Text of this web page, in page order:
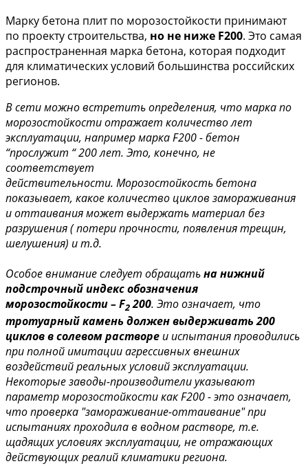
Марку бетона плит по морозостойкости принимают
по проекту строительства, но не ниже F200. Это самая
распространенная марка бетона, которая подходит
для климатических условий большинства российских
регионов.
В сети можно встретить определения, что марка по
морозостойкости отражает количество лет
эксплуатации, например марка F200 - бетон
“прослужит “ 200 лет. Это, конечно, не
соответствует
действительности. Морозостойкость бетона
показывает, какое количество циклов замораживания
и оттаивания может выдержать материал без
разрушения ( потери прочности, появления трещин,
шелушения) и т.д.
Особое внимание следует обращатьна нижний
подстрочный индекс обозначения
морозостойкости – F2200. Это означает, что
тротуарный камень должен выдерживать 200
циклов в солевом растворе и испытания проводились
при полной имитации агрессивных внешних
воздействий реальных условий эксплуатации.
Некоторые заводы-производители указывают
параметр морозостойкости как F200 - это означает,
что проверка "замораживание-оттаивание" при
испытаниях проходила в водном растворе, т.е.
щадящих условиях эксплуатации, не отражающих
действующих реалий климатики региона.